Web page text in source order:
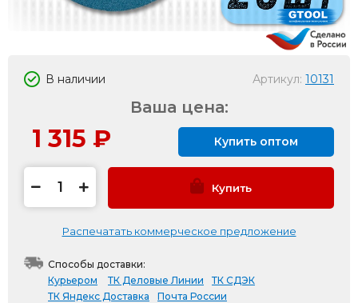
В наличии Артикул: 10131
Ваша цена:
1 315 ₽ Купить оптом
Купить
Распечатать коммерческое предложение
Способы доставки:
Курьером
ТК Деловые Линии
ТК СДЭК
ТК Яндекс Доставка
Почта России